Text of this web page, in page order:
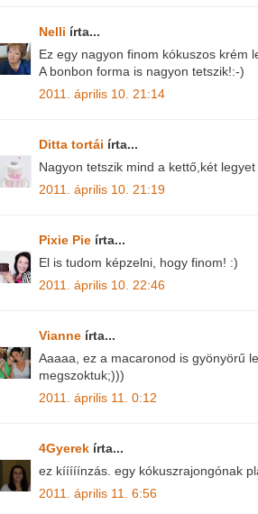
Nelli írta...
Ez egy nagyon finom kókuszos krém
A bonbon forma is nagyon tetszik!:-)
2011. április 10. 21:14
Ditta tortái írta...
Nagyon tetszik mind a kettő,két
2011. április 10. 21:19
Pixie Pie írta...
El is tudom képzelni, hogy finom! :)
2011. április 10. 22:46
Vianne írta...
Aaaaa, ez a macaronod is gyönyörű
megszoktuk;)))
2011. április 11. 0:12
4Gyerek írta...
ez kííííínzás. egy kókuszrajongónak
2011. április 11. 6:56